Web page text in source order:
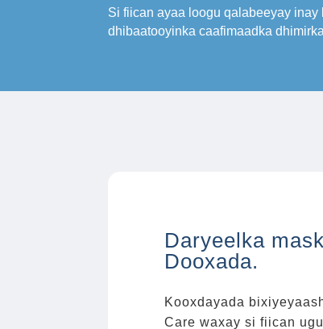
Si fiican ayaa loogu qalabeeyay
dhibaatooyinka caafimaadka
Daryeelka
Dooxada.
Kooxdayada
Care waxay si fiican